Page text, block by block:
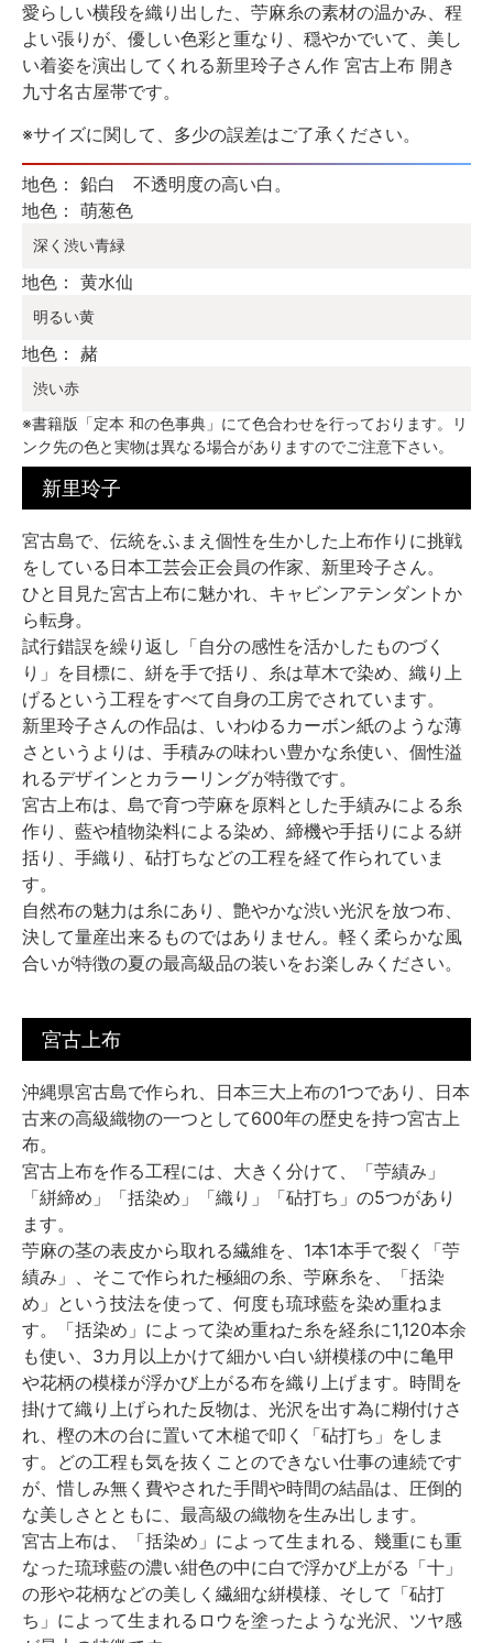
愛らしい横段を織り出した、苧麻糸の素材の温かみ、程
よい張りが、優しい色彩と重なり、穏やかでいて、美し
い着姿を演出してくれる新里玲子さん作 宮古上布 開き
九寸名古屋帯です。
※サイズに関して、多少の誤差はご了承ください。
地色： 鉛白 不透明度の高い白。
地色： 萌葱色
深く渋い青緑
地色： 黄水仙
明るい黄
地色： 赭
渋い赤
※書籍版「定本 和の色事典」にて色合わせを行っております。リ
ンク先の色と実物は異なる場合がありますのでご注意下さい。
新里玲子
宮古島で、伝統をふまえ個性を生かした上布作りに挑戦
をしている日本工芸会正会員の作家、新里玲子さん。
ひと目見た宮古上布に魅かれ、キャビンアテンダントか
ら転身。
試行錯誤を繰り返し「自分の感性を活かしたものづく
り」を目標に、絣を手で括り、糸は草木で染め、織り上
げるという工程をすべて自身の工房でされています。
新里玲子さんの作品は、いわゆるカーボン紙のような薄
さというよりは、手積みの味わい豊かな糸使い、個性溢
れるデザインとカラーリングが特徴です。
宮古上布は、島で育つ苧麻を原料とした手績みによる糸
作り、藍や植物染料による染め、締機や手括りによる絣
括り、手織り、砧打ちなどの工程を経て作られていま
す。
自然布の魅力は糸にあり、艶やかな渋い光沢を放つ布、
決して量産出来るものではありません。軽く柔らかな風
合いが特徴の夏の最高級品の装いをお楽しみください。
宮古上布
沖縄県宮古島で作られ、日本三大上布の1つであり、日本
古来の高級織物の一つとして600年の歴史を持つ宮古上
布。
宮古上布を作る工程には、大きく分けて、「苧績み」
「絣締め」「括染め」「織り」「砧打ち」の5つがあり
ます。
苧麻の茎の表皮から取れる繊維を、1本1本手で裂く「苧
績み」、そこで作られた極細の糸、苧麻糸を、「括染
め」という技法を使って、何度も琉球藍を染め重ねま
す。「括染め」によって染め重ねた糸を経糸に1,120本余
も使い、3カ月以上かけて細かい白い絣模様の中に亀甲
や花柄の模様が浮かび上がる布を織り上げます。時間を
掛けて織り上げられた反物は、光沢を出す為に糊付けさ
れ、樫の木の台に置いて木槌で叩く「砧打ち」をしま
す。どの工程も気を抜くことのできない仕事の連続です
が、惜しみ無く費やされた手間や時間の結晶は、圧倒的
な美しさとともに、最高級の織物を生み出します。
宮古上布は、「括染め」によって生まれる、幾重にも重
なった琉球藍の濃い紺色の中に白で浮かび上がる「十」
の形や花柄などの美しく繊細な絣模様、そして「砧打
ち」によって生まれるロウを塗ったような光沢、ツヤ感